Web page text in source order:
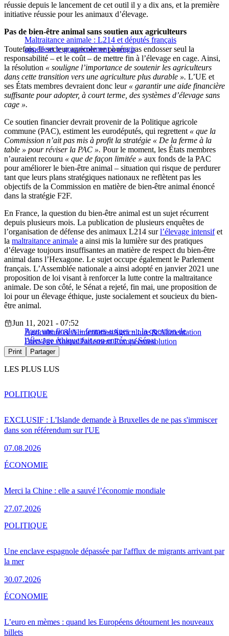
réussie depuis le lancement de cet outil il y a dix ans, et la première
initiative réussie pour les animaux d’élevage.
Maltraitance animale : L214 et députés français
appellent le gouvernement à réagir
Pas de bien-être animal sans soutien aux agriculteurs
Toutefois, le secteur agricole ne pourra pas endosser seul la
responsabilité – et le coût – de mettre fin à l’élevage en cage. Ainsi,
la résolution « souligne l’importance de soutenir les agriculteurs
dans cette transition vers une agriculture plus durable ». L’UE et
ses États membres devraient donc leur « garantir une aide financière
suffisante pour adopter, à court terme, des systèmes d’élevage sans
cage ».
Ce soutien financier devrait provenir de la Politique agricole
commune (PAC), estiment les eurodéputés, qui regrettent « que la
Commission n’ait pas mis à profit la stratégie « De la ferme à la
table » pour réviser la PAC ». Pour le moment, les États membres
n’auraient recouru « que de façon limitée » aux fonds de la PAC
pour améliorer le bien-être animal – situation qui risque de perdurer
tant que leurs plans stratégiques nationaux ne reflètent pas les
objectifs de la Commission en matière de bien-être animal énoncé
dans la stratégie F2F.
En France, la question du bien-être animal est un sujet récurrent
depuis plusieurs mois. La publication de plusieurs enquêtes de
l’organisation de défense des animaux L214 surl’élevage intensifet
la maltraitance animale a ainsi mis la lumière sur des pratiques
d’élevage toujours insuffisantes an matière de respect du bien-être
animal dans l’Hexagone. Le sujet occupe également le Parlement
français. L’Assemblée nationale a ainsi adopté en janvier 2021 une
proposition de loi visant à renforcer la lutte contre la maltraitance
animale. De son côté, le Sénat a rejeté, fin mai, une proposition de
loi pour un élevage éthique, juste socialement et soucieux du bien-
être animal.
Pour une fin des « fermes-usines » : la question de
l’élevage éthique fait son entrée au Sénat
Jun 11, 2021 - 07:52
Agriculture & AlimentationAgriculture & Alimentation
Bien-être AnimalParlement Européenresolution
Print Partager
LES PLUS LUS
EXCLUSIF : L'Islande demande à Bruxelles de ne pas s'immiscer
dans son référendum sur l'UE
07.08.2026
POLITIQUE
Merci la Chine : elle a sauvé l’économie mondiale
27.07.2026
ÉCONOMIE
Une enclave espagnole dépassée par l'afflux de migrants arrivant par
la mer
30.07.2026
POLITIQUE
L’euro en mèmes : quand les Européens détournent les nouveaux
billets
ÉCONOMIE